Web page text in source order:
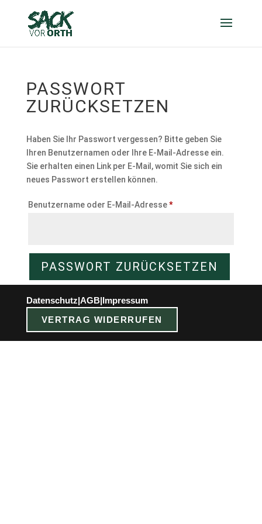
PASSWORT
ZURÜCKSETZEN
Haben Sie Ihr Passwort vergessen? Bitte geben Sie
Ihren Benutzernamen oder Ihre E-Mail-Adresse ein.
Sie erhalten einen Link per E-Mail, womit Sie sich ein
neues Passwort erstellen können.
Benutzername oder E-Mail-Adresse*Erforderlich
PASSWORT ZURÜCKSETZEN
Datenschutz|AGB|Impressum
VERTRAG WIDERRUFEN